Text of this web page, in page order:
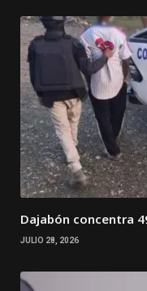
Dajabón concentra
JULIO 28, 2026